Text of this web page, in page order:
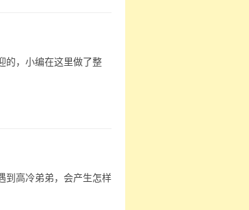
的，小编在这里做了整
到高冷弟弟，会产生怎样